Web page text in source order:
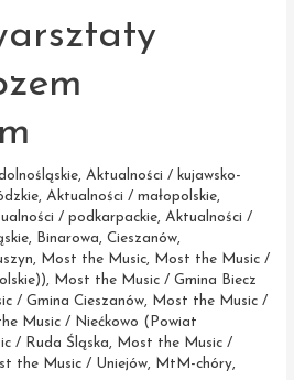
,Aktualności / kujawsko-
,Aktualności / małopolskie,
/ podkarpackie,Aktualności /
, Binarowa,Cieszanów,
, Most the Music,
Most the Music /
,
Most the Music / Gmina Biecz
/ Gmina Cieszanów,
Most the Music /
Music / Niećkowo (Powiat
/ Ruda Śląska,
Most the Music /
the Music / Uniejów, MtM-chóry,